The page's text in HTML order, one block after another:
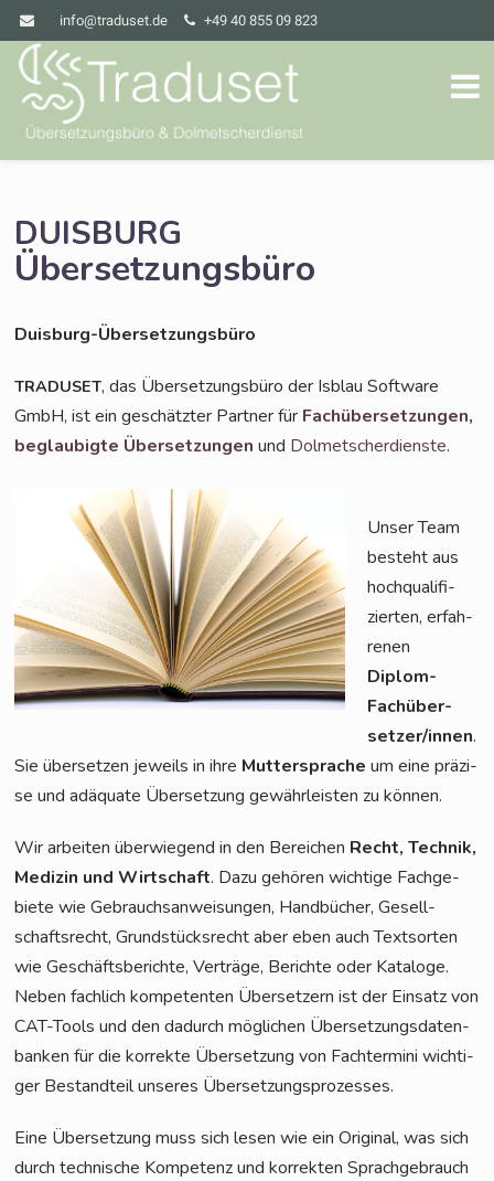
info@traduset.de +49 40 855 09 823
DUISBURG
Übersetzungsbüro
Duis­burg-Über­set­zungs­bü­ro
TRADUSET, das Über­set­zungs­bü­ro der Isblau Soft­ware
GmbH, ist ein geschätz­ter Part­ner für Fach­über­set­zun­gen,
beglau­big­te Über­set­zun­gen und Dol­met­scher­diens­te.
Unser Team
besteht aus
hoch­qua­li­fi­
zier­ten, erfah­
re­nen
Diplom-
Fach­über­
set­zer/in­nen.
Sie über­set­zen jeweils in ihre Mut­ter­spra­che um eine prä­zi­
se und adäqua­te Über­set­zung gewähr­leis­ten zu können.
Wir arbei­ten über­wie­gend in den Berei­chen Recht, Tech­nik,
Medi­zin und Wirt­schaft. Dazu gehö­ren wich­ti­ge Fach­ge­
bie­te wie Gebrauchs­an­wei­sun­gen, Hand­bü­cher, Gesell­
schafts­recht, Grund­stücks­recht aber eben auch Text­sor­ten
wie Geschäfts­be­rich­te, Ver­trä­ge, Berich­te oder Kata­lo­ge.
Neben fach­lich kom­pe­ten­ten Über­set­zern ist der Ein­satz von
CAT-Tools und den dadurch mög­li­chen Über­set­zungs­da­ten­
ban­ken für die kor­rek­te Über­set­zung von Fach­ter­mi­ni wich­ti­
ger Bestand­teil unse­res Übersetzungsprozesses.
Eine Über­set­zung muss sich lesen wie ein Ori­gi­nal, was sich
durch tech­ni­sche Kom­pe­tenz und kor­rek­ten Sprach­ge­brauch